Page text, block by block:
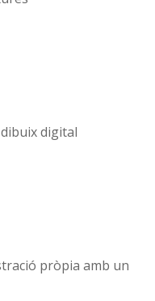
digital
pròpia amb un